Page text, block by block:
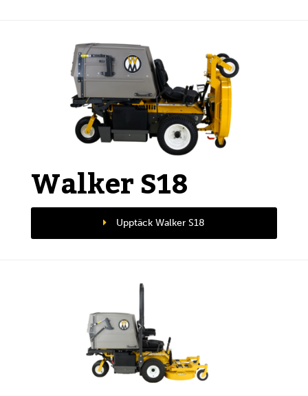
Walker S18
Upptäck Walker S18